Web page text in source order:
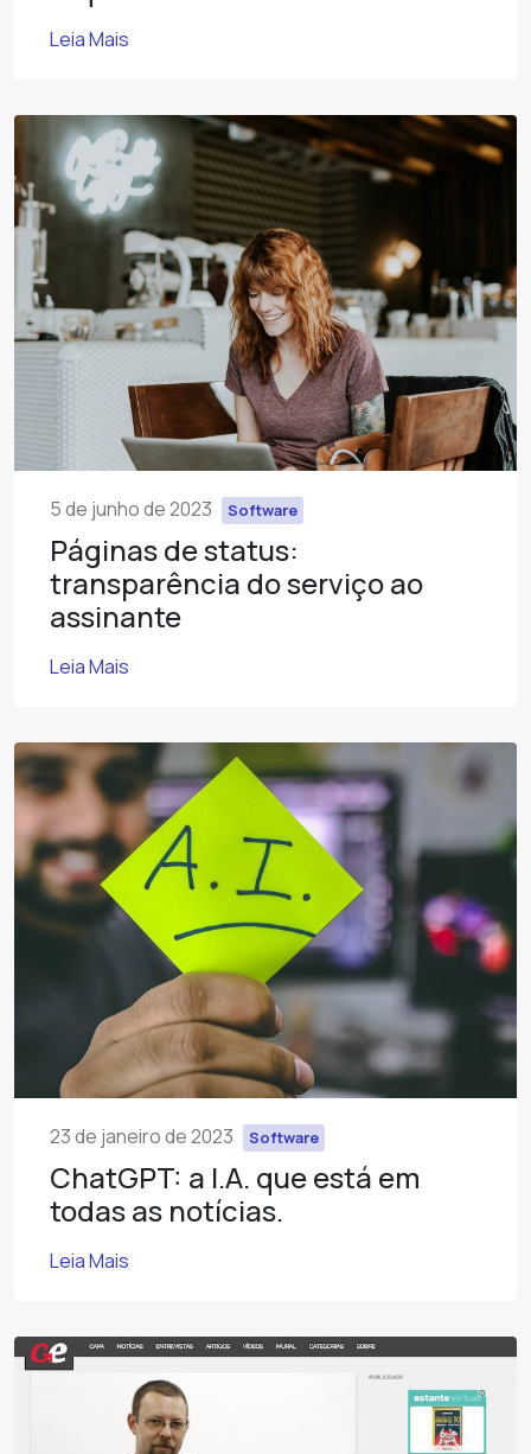
Leia Mais
5 de junho de 2023 Software
Páginas de status:
transparência do serviço ao
assinante
Leia Mais
23 de janeiro de 2023 Software
ChatGPT: a I.A. que está em
todas as notícias.
Leia Mais